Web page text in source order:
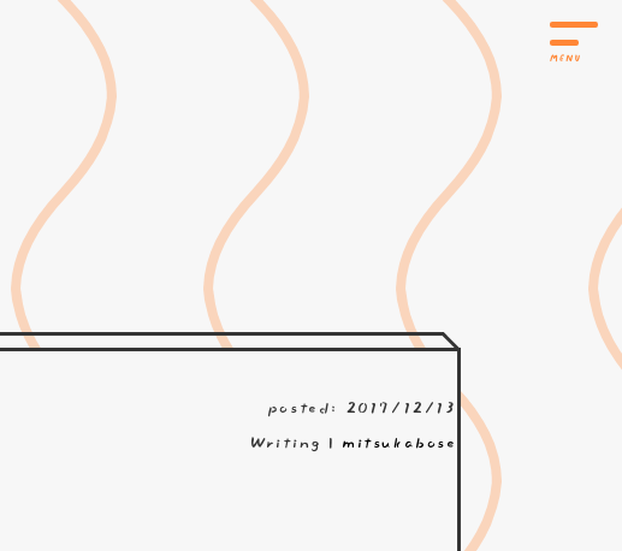
posted: 2017/12/13
Writing | mitsukabose